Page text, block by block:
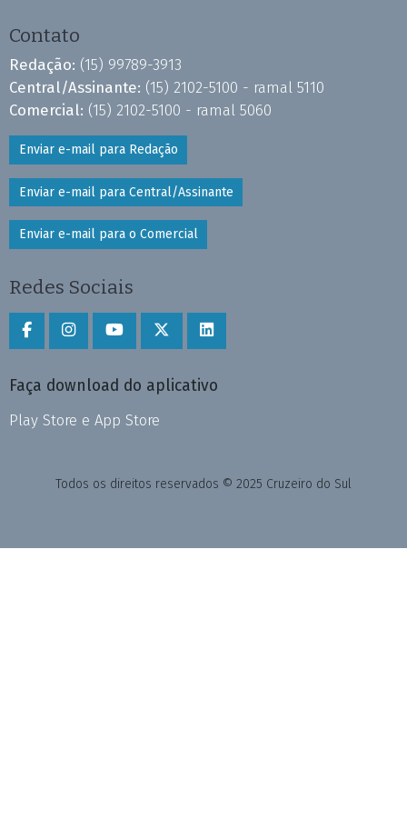
Contato
Redação: (15) 99789-3913
Central/Assinante: (15) 2102-5100 - ramal 5110
Comercial: (15) 2102-5100 - ramal 5060
Enviar e-mail para Redação
Enviar e-mail para Central/Assinante
Enviar e-mail para o Comercial
Redes Sociais
Faça download do aplicativo
Play Store e App Store
Todos os direitos reservados © 2025 Cruzeiro do Sul